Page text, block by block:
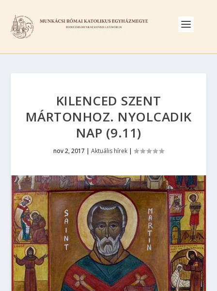
KILENCED SZENT
MÁRTONHOZ. NYOLCADIK
NAP (9.11)
nov 2, 2017 | Aktuális hírek |